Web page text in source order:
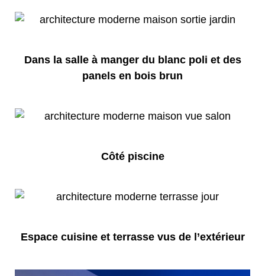
Dans la salle à manger du blanc poli et des
panels en bois brun
Côté piscine
Espace cuisine et terrasse vus de l’extérieur